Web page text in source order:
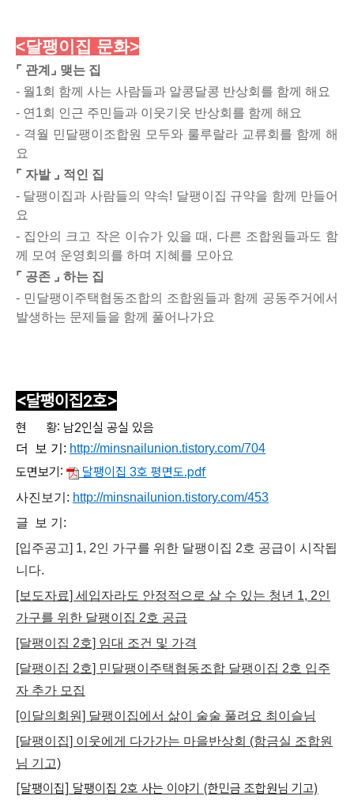
<달팽이집 문화>
⌜ 관계⌟ 맺는 집
- 월1회 함께 사는 사람들과 알콩달콩 반상회를 함께 해요
- 연1회 인근 주민들과 이웃기웃 반상회를 함께 해요
- 격월 민달팽이조합원 모두와 룰루랄라 교류회를 함께 해
요
⌜ 자발 ⌟ 적인 집
- 달팽이집과 사람들의 약속! 달팽이집 규약을 함께 만들어
요
- 집안의 크고 작은 이슈가 있을 때, 다른 조합원들과도 함
께 모여 운영회의를 하며 지혜를 모아요
⌜ 공존 ⌟ 하는 집
- 민달팽이주택협동조합의 조합원들과 함께 공동주거에서
발생하는 문제들을 함께 풀어나가요
<달팽이집2호>
현 황: 남2인실 공실 있음
더 보 기: http://minsnailunion.tistory.com/704
도면보기: 달팽이집 3호 평면도.pdf
사진보기: http://minsnailunion.tistory.com/453
글 보 기:
[입주공고] 1, 2인 가구를 위한 달팽이집 2호 공급이 시작됩
니다.
[보도자료] 세입자라도 안정적으로 살 수 있는 청년 1, 2인
가구를 위한 달팽이집 2호 공급
[달팽이집 2호] 임대 조건 및 가격
[달팽이집 2호] 민달팽이주택협동조합 달팽이집 2호 입주
자 추가 모집
[이달의회원] 달팽이집에서 삶이 술술 풀려요 최이슬님
[달팽이집] 이웃에게 다가가는 마을반상회 (함금실 조합원
님 기고)
[달팽이집] 달팽이집 2호 사는 이야기 (한민금 조합원님 기고)